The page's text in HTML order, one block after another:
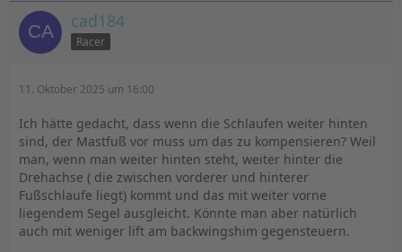
cad184
Racer
11. Oktober 2025 um 16:00
Ich hätte gedacht, dass wenn die Schlaufen weiter hinten
sind, der Mastfuß vor muss um das zu kompensieren? Weil
man, wenn man weiter hinten steht, weiter hinter die
Drehachse ( die zwischen vorderer und hinterer
Fußschlaufe liegt) kommt und das mit weiter vorne
liegendem Segel ausgleicht. Könnte man aber natürlich
auch mit weniger lift am backwingshim gegensteuern.